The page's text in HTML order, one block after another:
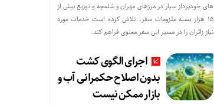
های خودپرداز سیار در مرزهای مهران و شلمچه و توزیع بیش از
۱۵ هزار بسته ملزومات سفر، تلاش کرده است خدمات مورد
نیاز زائران را در مسیر این سفر معنوی فراهم کند.
اجرای الگوی کشت
بدون اصلاح حکمرانی آب و
بازار ممکن نیست